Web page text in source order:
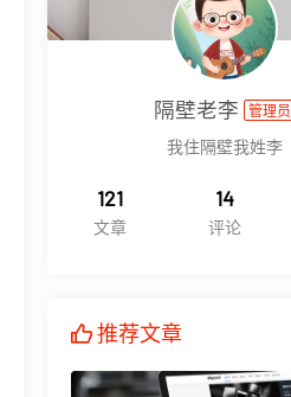
隔壁老李 管理员
我住隔壁我姓李
121
文章
14
评论
推荐文章